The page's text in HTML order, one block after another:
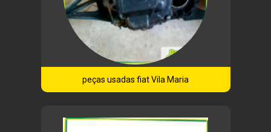
peças usadas fiat Vila Maria